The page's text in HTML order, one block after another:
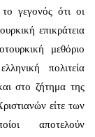
γεγονός ότι οι
επικράτεια
μεθόριο
πολιτεία
στο ζήτημα της
είτε των
αποτελούν